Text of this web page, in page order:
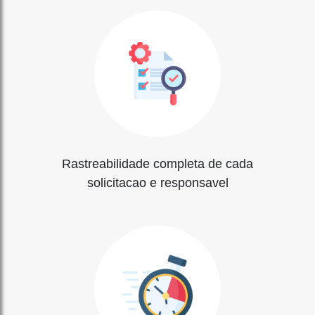
Rastreabilidade completa de cada
solicitacao e responsavel